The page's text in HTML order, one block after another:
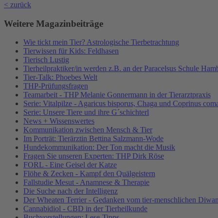
< zurück
Weitere Magazinbeiträge
Wie tickt mein Tier? Astrologische Tierbetrachtung
Tierwissen für Kids: Feldhasen
Tierisch Lustig
Tierheilpraktiker/in werden z.B. an der Paracelsus Schule
Tier-Talk: Phoebes Welt
THP-Prüfungsfragen
Teamarbeit - THP Melanie Gonnermann in der Tierarztpraxis
Serie: Vitalpilze - Agaricus bisporus, Chaga und Coprinus
Serie: Unsere Tiere und ihre G´schichterl
News + Wissenswertes
Kommunikation zwischen Mensch & Tier
Im Porträt: Tierärztin Bettina Salzmann-Wode
Hundekommunikation: Der Ton macht die Musik
Fragen Sie unseren Experten: THP Dirk Röse
FORL - Eine Geisel der Katze
Flöhe & Zecken - Kampf den Quälgeistern
Fallstudie Mesut - Anamnese & Therapie
Die Suche nach der Intelligenz
Der Wheaten Terrier - Gedanken vom tier-menschlichen Diwan
Cannabidiol - CBD in der Tierheilkunde